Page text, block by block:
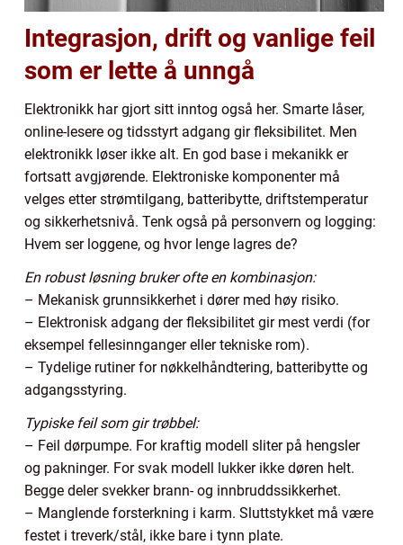
Integrasjon, drift og vanlige feil
som er lette å unngå
Elektronikk har gjort sitt inntog også her. Smarte låser,
online-lesere og tidsstyrt adgang gir fleksibilitet. Men
elektronikk løser ikke alt. En god base i mekanikk er
fortsatt avgjørende. Elektroniske komponenter må
velges etter strømtilgang, batteribytte, driftstemperatur
og sikkerhetsnivå. Tenk også på personvern og logging:
Hvem ser loggene, og hvor lenge lagres de?
En robust løsning bruker ofte en kombinasjon:
– Mekanisk grunnsikkerhet i dører med høy risiko.
– Elektronisk adgang der fleksibilitet gir mest verdi (for
eksempel fellesinnganger eller tekniske rom).
– Tydelige rutiner for nøkkelhåndtering, batteribytte og
adgangsstyring.
Typiske feil som gir trøbbel:
– Feil dørpumpe. For kraftig modell sliter på hengsler
og pakninger. For svak modell lukker ikke døren helt.
Begge deler svekker brann- og innbruddssikkerhet.
– Manglende forsterkning i karm. Sluttstykket må være
festet i treverk/stål, ikke bare i tynn plate.